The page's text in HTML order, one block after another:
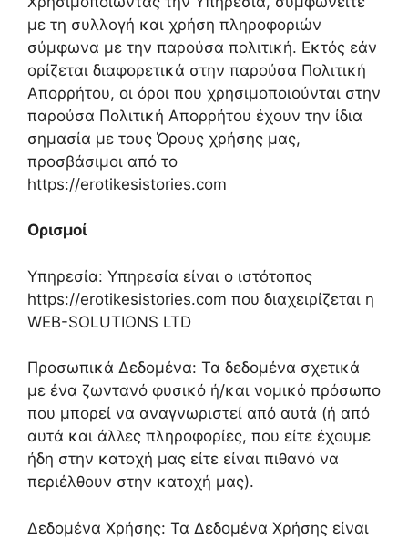
με τη συλλογή και χρήση πληροφοριών
σύμφωνα με την παρούσα πολιτική. Εκτός εάν
ορίζεται διαφορετικά στην παρούσα Πολιτική
Απορρήτου, οι όροι που χρησιμοποιούνται στην
παρούσα Πολιτική Απορρήτου έχουν την ίδια
σημασία με τους Όρους χρήσης μας,
προσβάσιμοι από το
https://erotikesistories.com
Ορισμοί
Υπηρεσία: Υπηρεσία είναι ο ιστότοπος
https://erotikesistories.com που διαχειρίζεται η
WEB-SOLUTIONS LTD
Προσωπικά Δεδομένα: Τα δεδομένα σχετικά
με ένα ζωντανό φυσικό ή/και νομικό πρόσωπο
που μπορεί να αναγνωριστεί από αυτά (ή από
αυτά και άλλες πληροφορίες, που είτε έχουμε
ήδη στην κατοχή μας είτε είναι πιθανό να
περιέλθουν στην κατοχή μας).
Δεδομένα Χρήσης: Τα Δεδομένα Χρήσης είναι